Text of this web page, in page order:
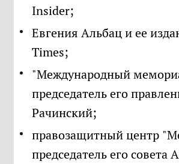
Insider;
Евгения Альбац и ее
Times;
"Международный
председатель его
Рачинский;
правозащитный центр
председатель его совета